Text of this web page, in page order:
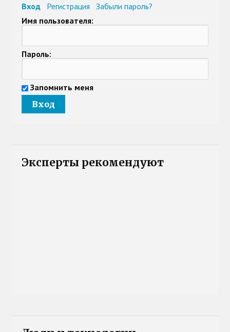
Вход Регистрация
Забыли пароль?
Имя пользователя:
Пароль:
Запомнить меня
Эксперты рекомендуют